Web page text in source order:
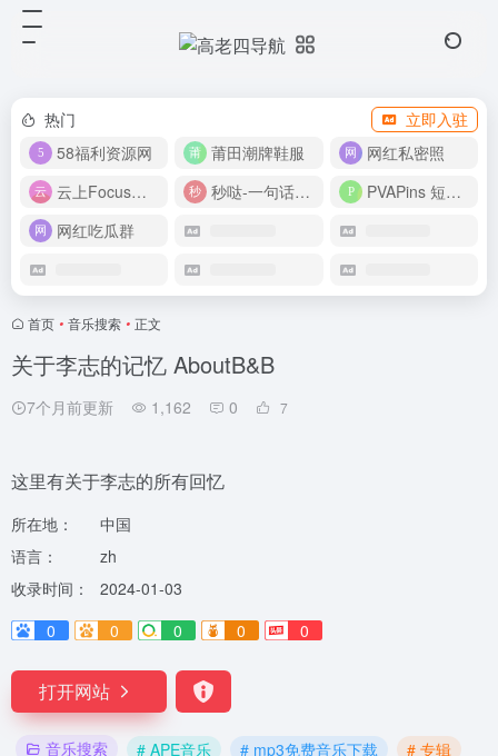
热门
立即入驻
58福利资源网
莆田潮牌鞋服
网红私密照
云上Focus接码平台
秒哒-一句话做应用
PVAPins 短信接码平台
网红吃瓜群
首页 • 音乐搜索 • 正文
关于李志的记忆 AboutB&B
7个月前更新 1,162 0 7
这里有关于李志的所有回忆
所在地：
中国
语言：
zh
收录时间：
2024-01-03
0
0 0 0 0
打开网站
音乐搜索 # APE音乐 # mp3免费音乐下载
# 专辑